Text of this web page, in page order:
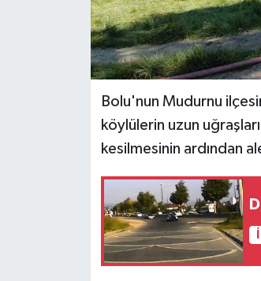
Bolu'nun Mudurnu
köylülerin uzun
kesilmesinin ardından